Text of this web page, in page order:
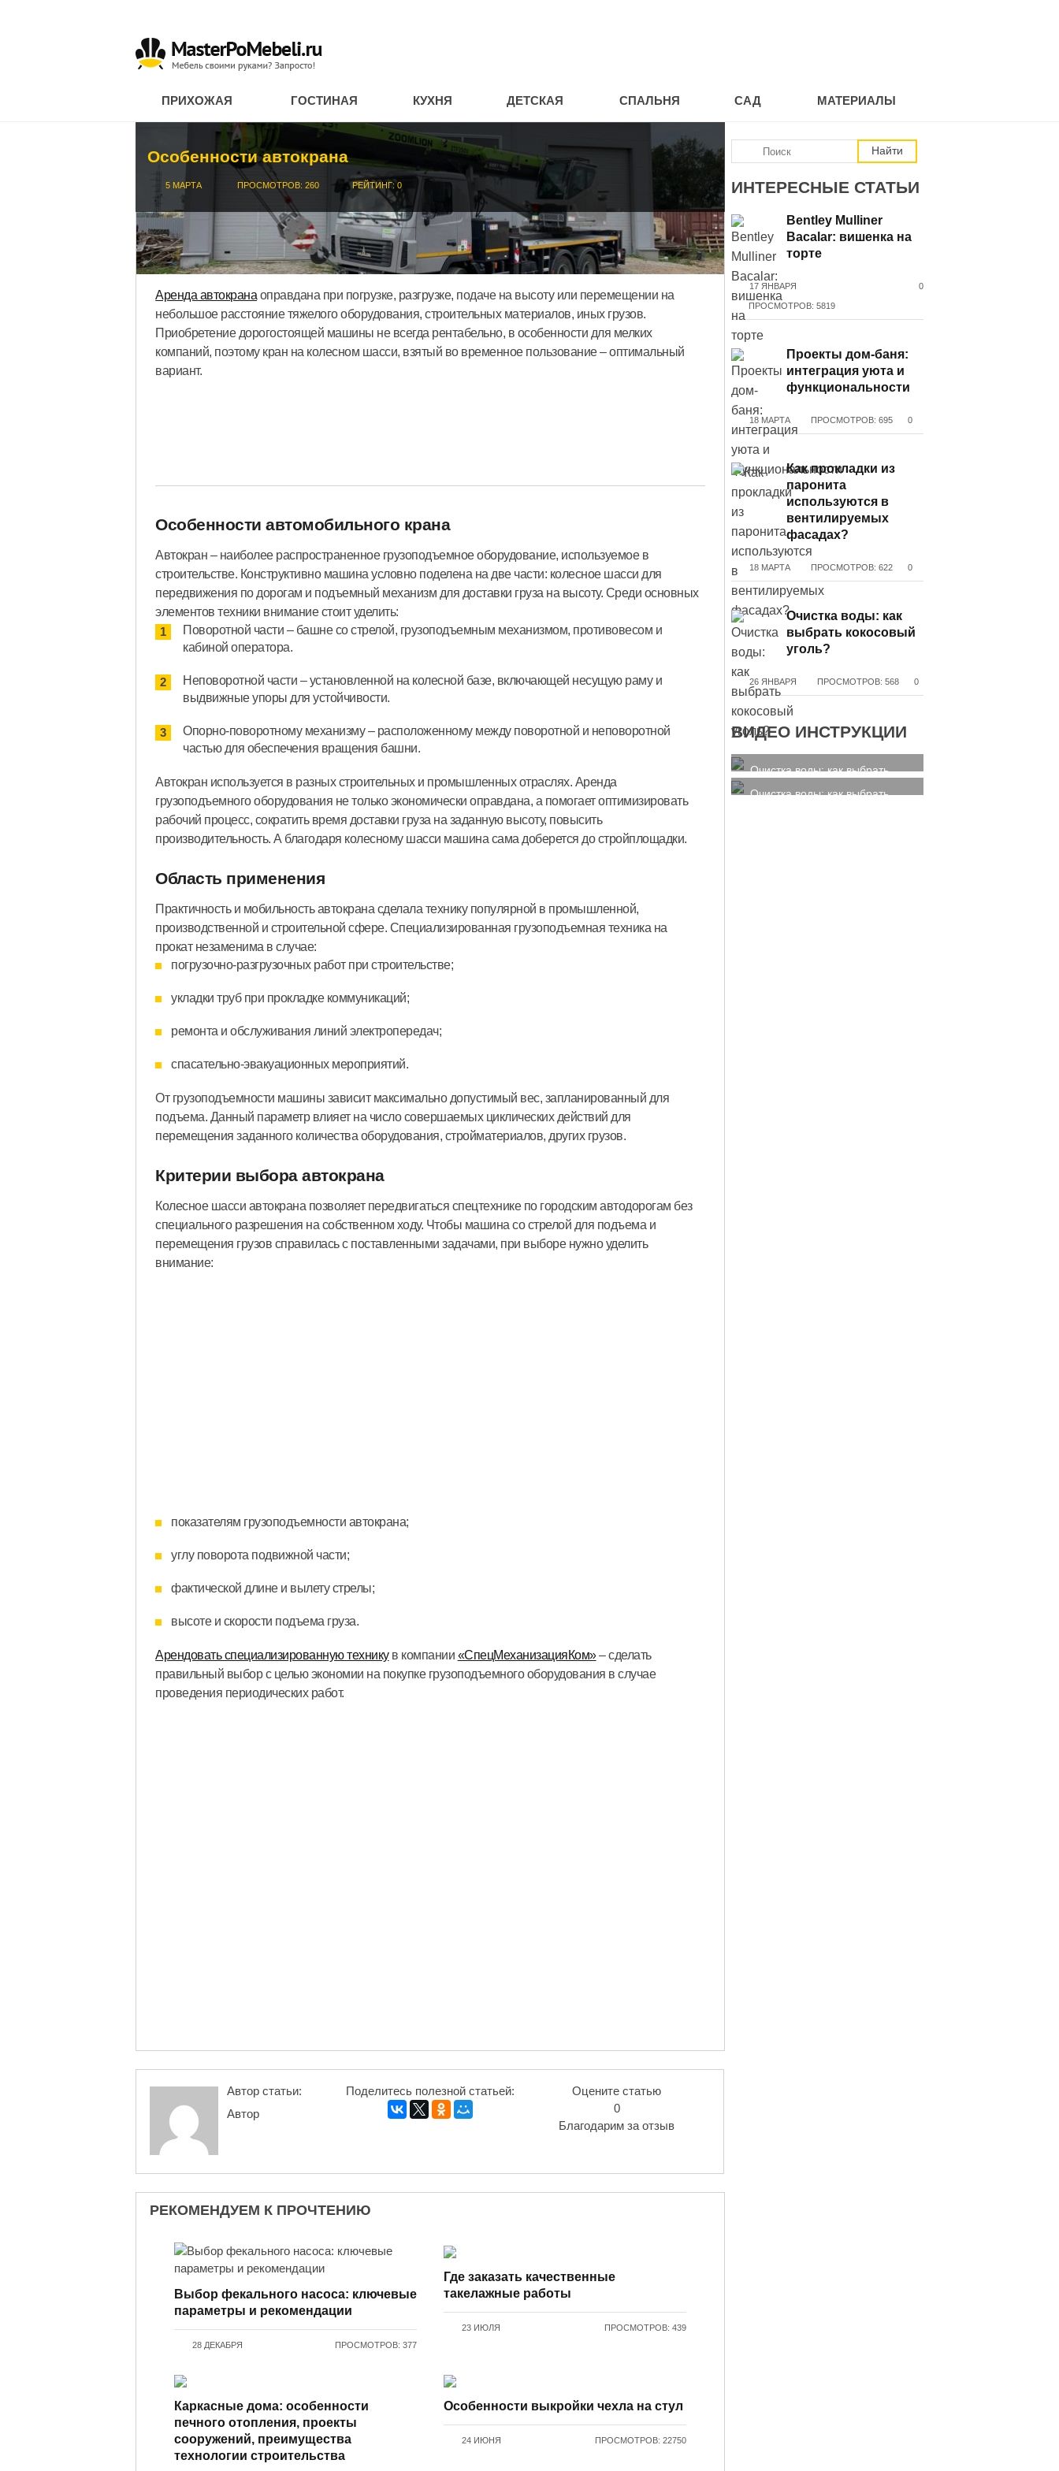
ПРИХОЖАЯ ГОСТИНАЯ КУХНЯ ДЕТСКАЯ СПАЛЬНЯ САД МАТЕРИАЛЫ
Особенности автокрана
5 МАРТА ПРОСМОТРОВ: 260 РЕЙТИНГ: 0
Аренда автокранаоправдана при погрузке, разгрузке, подаче на высоту или перемещении на
небольшое расстояние тяжелого оборудования, строительных материалов, иных грузов.
Приобретение дорогостоящей машины не всегда рентабельно, в особенности для мелких
компаний, поэтому кран на колесном шасси, взятый во временное пользование – оптимальный
вариант.
Особенности автомобильного крана
Автокран – наиболее распространенное грузоподъемное оборудование, используемое в
строительстве. Конструктивно машина условно поделена на две части: колесное шасси для
передвижения по дорогам и подъемный механизм для доставки груза на высоту. Среди основных
элементов техники внимание стоит уделить:
Поворотной части – башне со стрелой, грузоподъемным механизмом, противовесом и
кабиной оператора.
Неповоротной части – установленной на колесной базе, включающей несущую раму и
выдвижные упоры для устойчивости.
Опорно-поворотному механизму – расположенному между поворотной и неповоротной
частью для обеспечения вращения башни.
Автокран используется в разных строительных и промышленных отраслях. Аренда
грузоподъемного оборудования не только экономически оправдана, а помогает оптимизировать
рабочий процесс, сократить время доставки груза на заданную высоту, повысить
производительность. А благодаря колесному шасси машина сама доберется до стройплощадки.
Область применения
Практичность и мобильность автокрана сделала технику популярной в промышленной,
производственной и строительной сфере. Специализированная грузоподъемная техника на
прокат незаменима в случае:
погрузочно-разгрузочных работ при строительстве;
укладки труб при прокладке коммуникаций;
ремонта и обслуживания линий электропередач;
спасательно-эвакуационных мероприятий.
От грузоподъемности машины зависит максимально допустимый вес, запланированный для
подъема. Данный параметр влияет на число совершаемых циклических действий для
перемещения заданного количества оборудования, стройматериалов, других грузов.
Критерии выбора автокрана
Колесное шасси автокрана позволяет передвигаться спецтехнике по городским автодорогам без
специального разрешения на собственном ходу. Чтобы машина со стрелой для подъема и
перемещения грузов справилась с поставленными задачами, при выборе нужно уделить
внимание:
показателям грузоподъемности автокрана;
углу поворота подвижной части;
фактической длине и вылету стрелы;
высоте и скорости подъема груза.
Арендовать специализированную техникув компании «СпецМеханизацияКом»– сделать
правильный выбор с целью экономии на покупке грузоподъемного оборудования в случае
проведения периодических работ.
Автор статьи:
Автор
Поделитесь полезной статьей:
Оцените статью
0
Благодарим за отзыв
РЕКОМЕНДУЕМ К ПРОЧТЕНИЮ
Выбор фекального насоса: ключевые
параметры и рекомендации
28 ДЕКАБРЯ ПРОСМОТРОВ: 377
Где заказать качественные
такелажные работы
23 ИЮЛЯ ПРОСМОТРОВ: 439
Каркасные дома: особенности
печного отопления, проекты
сооружений, преимущества
технологии строительства
Особенности выкройки чехла на стул
24 ИЮНЯ ПРОСМОТРОВ: 22750
ИНТЕРЕСНЫЕ СТАТЬИ
Bentley Mulliner
Bacalar: вишенка на
торте
17 ЯНВАРЯ 0
ПРОСМОТРОВ: 5819
Проекты дом-баня:
интеграция уюта и
функциональности
18 МАРТА 0
ПРОСМОТРОВ: 695
Как прокладки из
паронита
используются в
вентилируемых
фасадах?
18 МАРТА 0
ПРОСМОТРОВ: 622
Очистка воды: как
выбрать кокосовый
уголь?
26 ЯНВАРЯ 0
ПРОСМОТРОВ: 568
ВИДЕО ИНСТРУКЦИИ
Очистка воды: как выбрать
Очистка воды: как выбрать